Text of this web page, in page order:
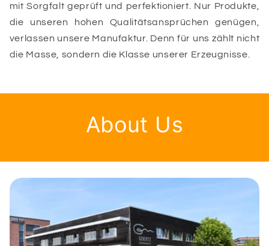
mit Sorgfalt geprüft und perfektioniert. Nur Produkte,
die unseren hohen Qualitätsansprüchen genügen,
verlassen unsere Manufaktur. Denn für uns zählt nicht
die Masse, sondern die Klasse unserer Erzeugnisse.
About Us